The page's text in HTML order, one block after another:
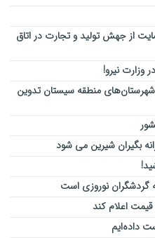
از جهش تولید و تجارت در اتاق
منطقه سیستان تدوین
اعلام کند
داده‌ایم